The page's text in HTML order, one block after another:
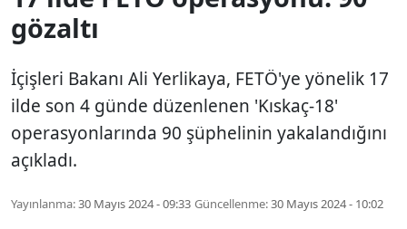
gözaltı
İçişleri Bakanı Ali Yerlikaya, FETÖ'ye yönelik 17
ilde son 4 günde düzenlenen 'Kıskaç-18'
operasyonlarında 90 şüphelinin yakalandığını
açıkladı.
Yayınlanma:30 Mayıs 2024 - 09:33 Güncellenme:30 Mayıs 2024 - 10:02